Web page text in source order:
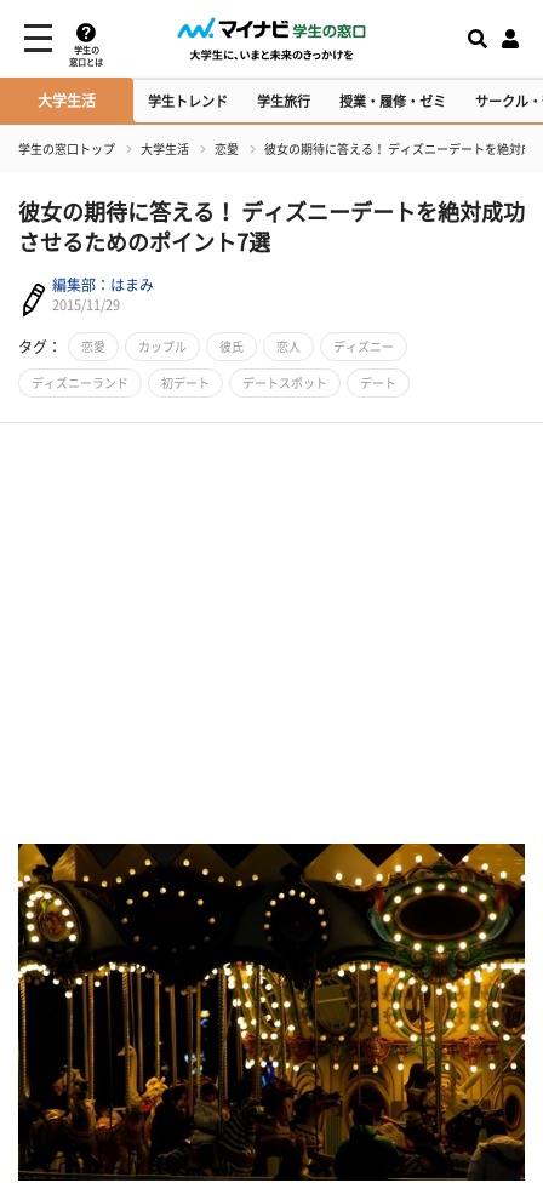
学生の
窓口とは
大学生活 学生トレンド 学生旅行 授業・履修・ゼミ サークル
学生の窓口トップ 大学生活 恋愛 彼女の期待に答える！ ディズニーデートを絶対成
彼女の期待に答える！ ディズニーデートを絶対成功
させるためのポイント7選
編集部：はまみ
2015/11/29
タグ： 恋愛 カップル 彼氏 恋人 ディズニー
ディズニーランド 初デート デートスポット デート